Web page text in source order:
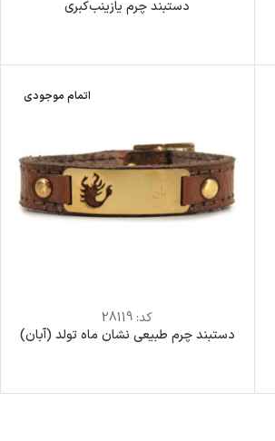
دستبند چرم یازینب‌کبری
اتمام موجودی
کد: 28119
دستبند چرم طبیعی نشان ماه تولد (آبان)